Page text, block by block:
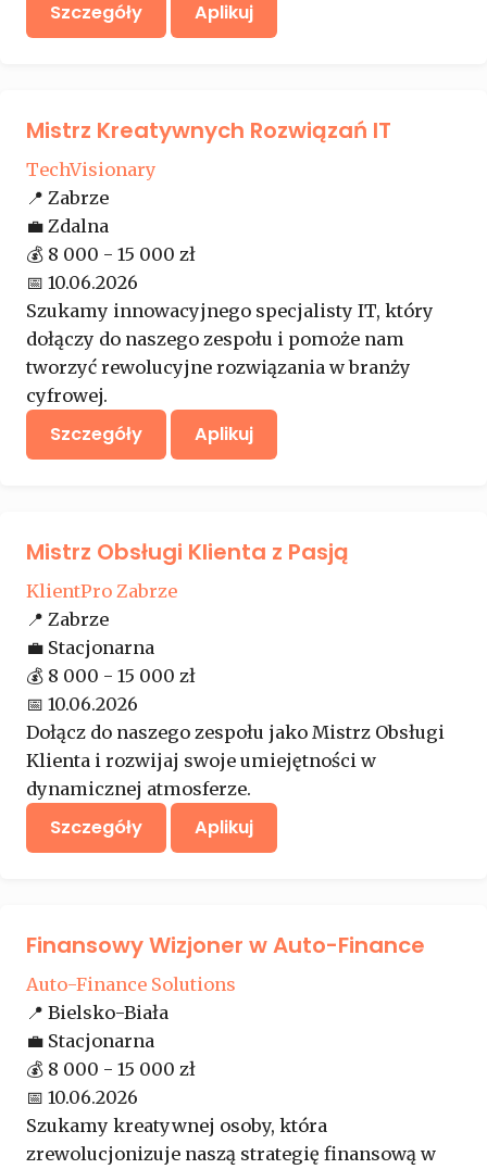
Szczegóły Aplikuj
Mistrz Kreatywnych Rozwiązań IT
TechVisionary
📍 Zabrze
💼 Zdalna
💰 8 000 - 15 000 zł
📅 10.06.2026
Szukamy innowacyjnego specjalisty IT, który
dołączy do naszego zespołu i pomoże nam
tworzyć rewolucyjne rozwiązania w branży
cyfrowej.
Szczegóły Aplikuj
Mistrz Obsługi Klienta z Pasją
KlientPro Zabrze
📍 Zabrze
💼 Stacjonarna
💰 8 000 - 15 000 zł
📅 10.06.2026
Dołącz do naszego zespołu jako Mistrz Obsługi
Klienta i rozwijaj swoje umiejętności w
dynamicznej atmosferze.
Szczegóły Aplikuj
Finansowy Wizjoner w Auto-Finance
Auto-Finance Solutions
📍 Bielsko-Biała
💼 Stacjonarna
💰 8 000 - 15 000 zł
📅 10.06.2026
Szukamy kreatywnej osoby, która
zrewolucjonizuje naszą strategię finansową w